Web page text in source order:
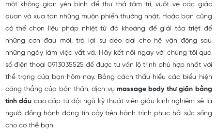
một không gian yên bình để thư thả tâm trí, vuốt ve các giác
quan và xua tan những muộn phiền thường nhật. Hoặc bạn cũng
có thể chọn liệu pháp nhiệt từ đá khoáng để giải tỏa triệt để
những cơn đau mỏi, trả lại sự dẻo dai cho hệ vận động sau
những ngày làm việc vất vả. Hãy kết nối ngay với chúng tôi qua
số điện thoại 0913035525 để được tư vấn lộ trình phù hợp nhất với
thể trạng của bạn hôm nay. Bằng cách thấu hiểu các biểu hiện
căng thẳng của bản thân, dịch vụmassage body thư giãn bằng
tinh dầu cao cấp từ đội ngũ kỹ thuật viên giàu kinh nghiệm sẽ là
người đồng hành đáng tin cậy trên hành trình phục hồi sức sống
cho cơ thể bạn.